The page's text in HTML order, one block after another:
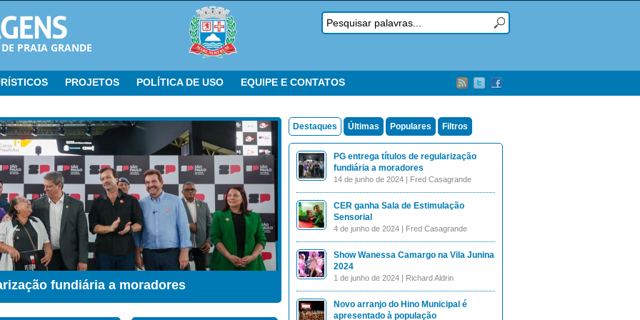
PRAIA GRANDE
PROJETOS POLÍTICA DE USO EQUIPE E CONTATOS
fundiária a moradores
Sensorial
Destaques Últimas Populares Filtros
PG entrega títulos de regularização
fundiária a moradores
14 de junho de 2024 | Fred Casagrande
CER ganha Sala de Estimulação
Sensorial
4 de junho de 2024 | Fred Casagrande
Show Wanessa Camargo na Vila Junina
2024
1 de junho de 2024 | Richard Aldrin
Novo arranjo do Hino Municipal é
apresentado à população